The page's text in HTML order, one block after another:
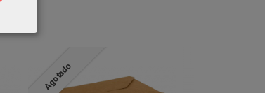
Agotado